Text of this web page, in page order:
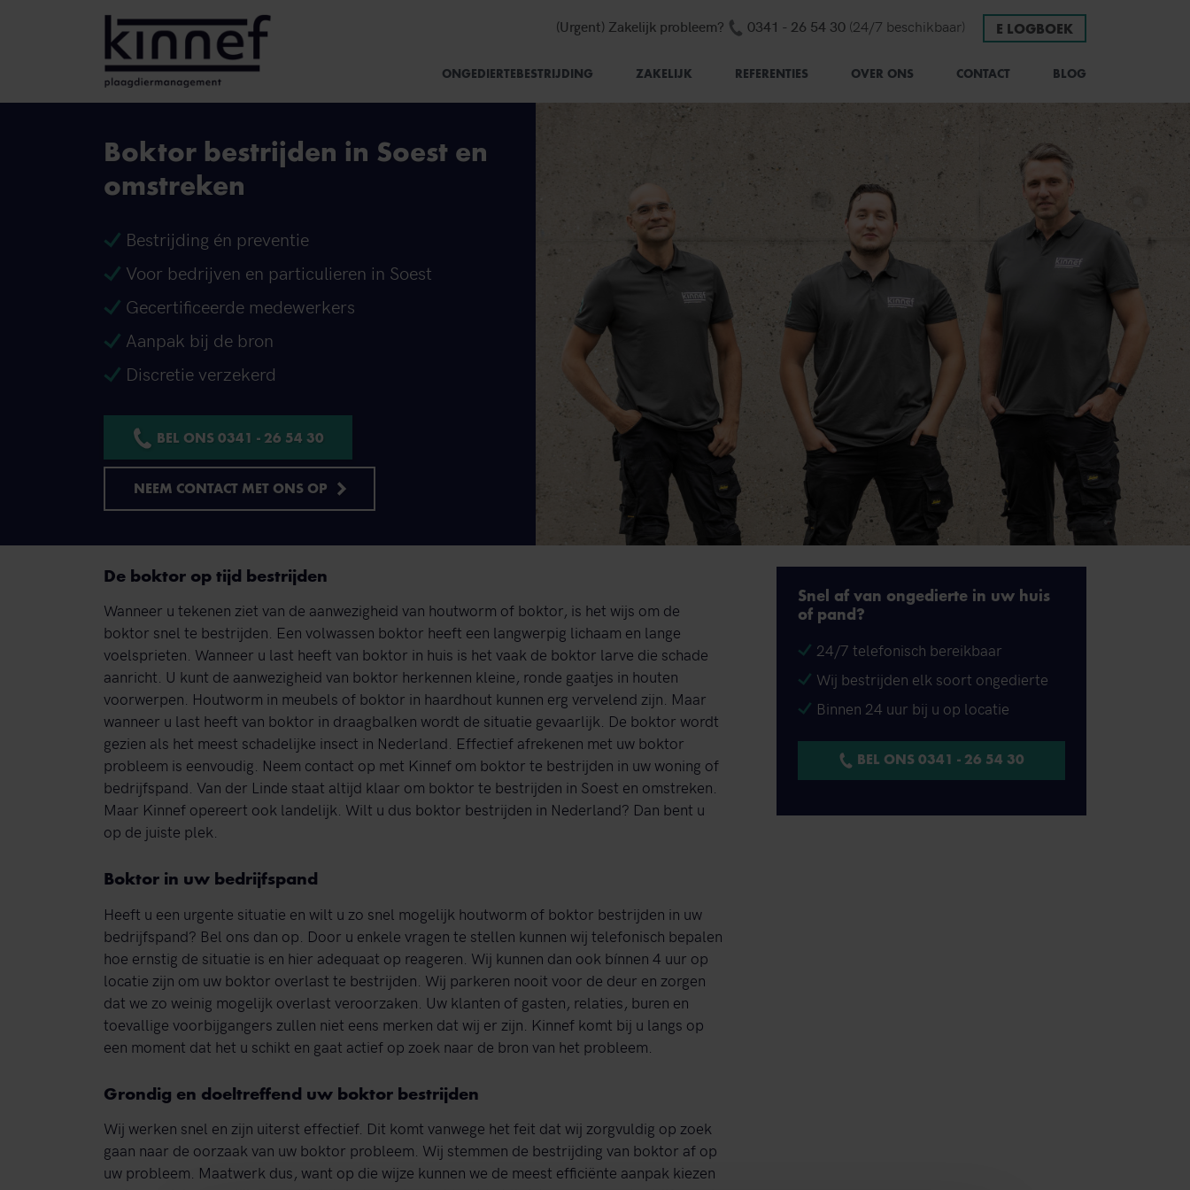
(Urgent) Zakelijk probleem? Telefoonnummer
0341 - 26 54 30 (24/7 beschikbaar) E LOGBOEK
ONGEDIERTEBESTRIJDING ZAKELIJK REFERENTIES OVER ONS CONTACT BLOG
Boktor bestrijden in Soest en
omstreken
Bestrijding én preventie
Voor bedrijven en particulieren in Soest
Gecertificeerde medewerkers
Aanpak bij de bron
Discretie verzekerd
BEL ONS 0341 - 26 54 30
NEEM CONTACT MET ONS OP
De boktor op tijd bestrijden
Wanneer u tekenen ziet van de aanwezigheid van houtworm of boktor, is het wijs om de
boktor snel te bestrijden. Een volwassen boktor heeft een langwerpig lichaam en lange
voelsprieten. Wanneer u last heeft van boktor in huis is het vaak de boktor larve die schade
aanricht. U kunt de aanwezigheid van boktor herkennen kleine, ronde gaatjes in houten
voorwerpen. Houtworm in meubels of boktor in haardhout kunnen erg vervelend zijn. Maar
wanneer u last heeft van boktor in draagbalken wordt de situatie gevaarlijk. De boktor wordt
gezien als het meest schadelijke insect in Nederland. Effectief afrekenen met uw boktor
probleem is eenvoudig. Neem contact op met Kinnef om boktor te bestrijden in uw woning of
bedrijfspand. Van der Linde staat altijd klaar om boktor te bestrijden in Soest en omstreken.
Maar Kinnef opereert ook landelijk. Wilt u dus boktor bestrijden in Nederland? Dan bent u
op de juiste plek.
Boktor in uw bedrijfspand
Heeft u een urgente situatie en wilt u zo snel mogelijk houtworm of boktor bestrijden in uw
bedrijfspand? Bel ons dan op. Door u enkele vragen te stellen kunnen wij telefonisch bepalen
hoe ernstig de situatie is en hier adequaat op reageren. Wij kunnen dan ook bínnen 4 uur op
locatie zijn om uw boktor overlast te bestrijden. Wij parkeren nooit voor de deur en zorgen
dat we zo weinig mogelijk overlast veroorzaken. Uw klanten of gasten, relaties, buren en
toevallige voorbijgangers zullen niet eens merken dat wij er zijn. Kinnef komt bij u langs op
een moment dat het u schikt en gaat actief op zoek naar de bron van het probleem.
Grondig en doeltreffend uw boktor bestrijden
Wij werken snel en zijn uiterst effectief. Dit komt vanwege het feit dat wij zorgvuldig op zoek
gaan naar de oorzaak van uw boktor probleem. Wij stemmen de bestrijding van boktor af op
uw probleem. Maatwerk dus, want op die wijze kunnen we de meest efficiënte aanpak kiezen
Snel af van ongedierte in uw huis
of pand?
24/7 telefonisch bereikbaar
Wij bestrijden elk soort ongedierte
Binnen 24 uur bij u op locatie
BEL ONS 0341 - 26 54 30